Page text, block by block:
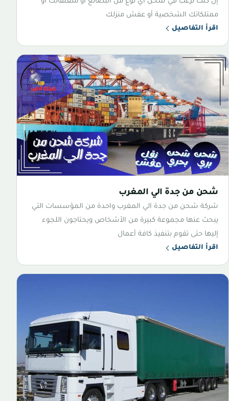
ممتلكاتك الشخصية أو عفش منزلك
اقرأ التفاصيل
شحن من جدة الي المغرب
شركة شحن من جدة الي المغرب واحدة من المؤسسات التي
يبحث عنها مجموعة كبيرة من الأشخاص ويحتاجون اللجوء
إليها حتى تقوم بتنفيذ كافة أعمال
اقرأ التفاصيل